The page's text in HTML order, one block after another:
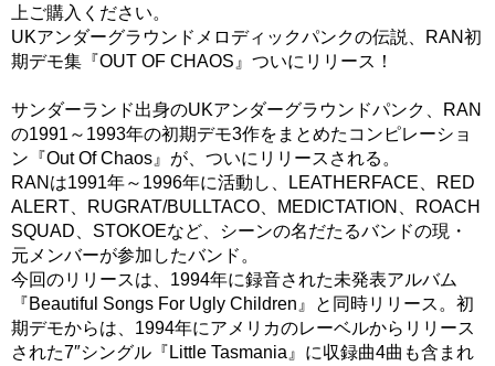
上ご購入ください。
UKアンダーグラウンドメロディックパンクの伝説、RAN初
期デモ集『OUT OF CHAOS』ついにリリース！
サンダーランド出身のUKアンダーグラウンドパンク、RAN
の1991～1993年の初期デモ3作をまとめたコンピレーショ
ン『Out Of Chaos』が、ついにリリースされる。
RANは1991年～1996年に活動し、LEATHERFACE、RED
ALERT、RUGRAT/BULLTACO、MEDICTATION、ROACH
SQUAD、STOKOEなど、シーンの名だたるバンドの現・
元メンバーが参加したバンド。
今回のリリースは、1994年に録音された未発表アルバム
『Beautiful Songs For Ugly Children』と同時リリース。初
期デモからは、1994年にアメリカのレーベルからリリース
された7″シングル『Little Tasmania』に収録曲4曲も含まれ